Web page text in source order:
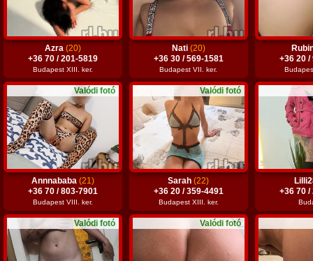
Azra (20)
+36 70 / 201-5819
Budapest XIII. ker.
Nati (20)
+36 30 / 569-1581
Budapest VII. ker.
+36 20 /
Valódi fotó
Annnababa (21)
+36 70 / 803-7901
Budapest VIII. ker.
Valódi fotó
Sarah(22)
+36 20 / 359-4491
Budapest XIII. ker.
+36 70 /
Valódi fotó Valódi fotó